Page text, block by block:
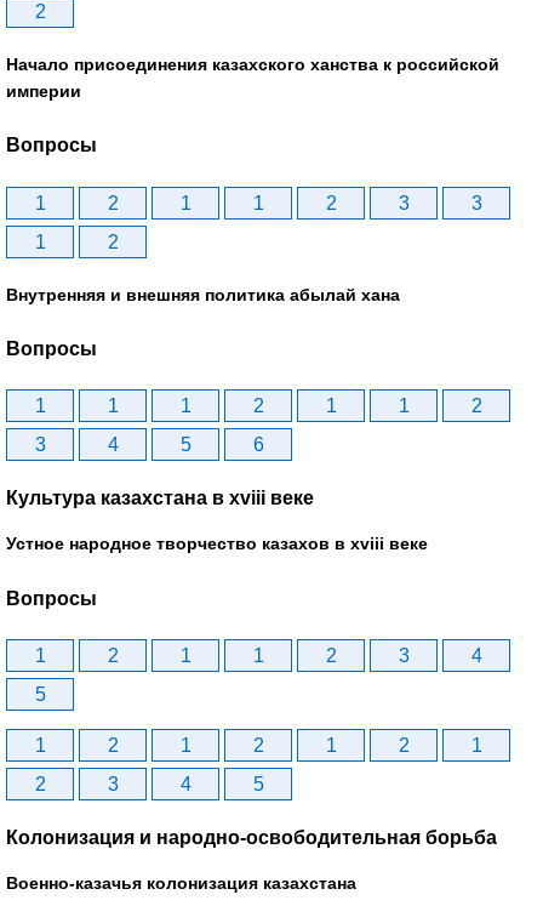
2
Начало присоединения казахского ханства к российской
империи
Вопросы
1 2 1 1 2 3
3
1
2
Внутренняя и внешняя политика абылай хана
Вопросы
1 1 1 2 1 1
2
3
4 5 6
Культура казахстана в xviii веке
Устное народное творчество казахов в xviii веке
Вопросы
1 2 1 1 2 3
4
5
1 2 1 2 1 2
1
2
3 4 5
Колонизация и народно-освободительная борьба
Военно-казачья колонизация казахстана